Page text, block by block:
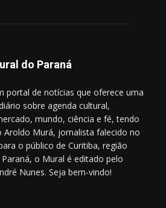
do Paraná
portal de notícias que oferece uma
sobre agenda cultural,
mundo, ciência e fé, tendo
Murá, jornalista falecido no
o público de Curitiba, região
o Mural é editado pelo
Nunes. Seja bem-vindo!